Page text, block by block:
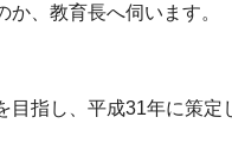
、教育長へ伺います。
目指し、平成31年に策